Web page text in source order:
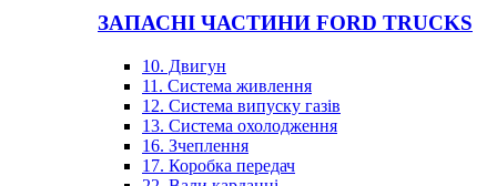
ЗАПАСНІ ЧАСТИНИ FORD TRUCKS
10. Двигун
11. Система живлення
12. Система випуску газів
13. Система охолодження
16. Зчеплення
17. Коробка передач